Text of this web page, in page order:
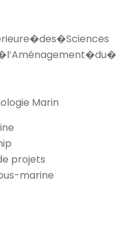
Marin
projets
marine